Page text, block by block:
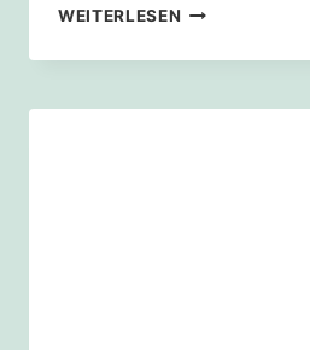
WEITERLESEN ES
HEISS. L
NS D